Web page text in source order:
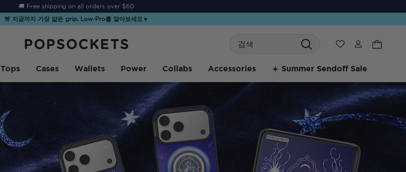
Summer Sendoff Sale is on 🚨 Up to 60% off
🚨 지금까지 가장 얇은 grip, Low-Pro를 알아보세요 ▼
위시리스트
Tops Cases Wallets Power Collabs Accessories ☀️ Summer Sendoff Sale